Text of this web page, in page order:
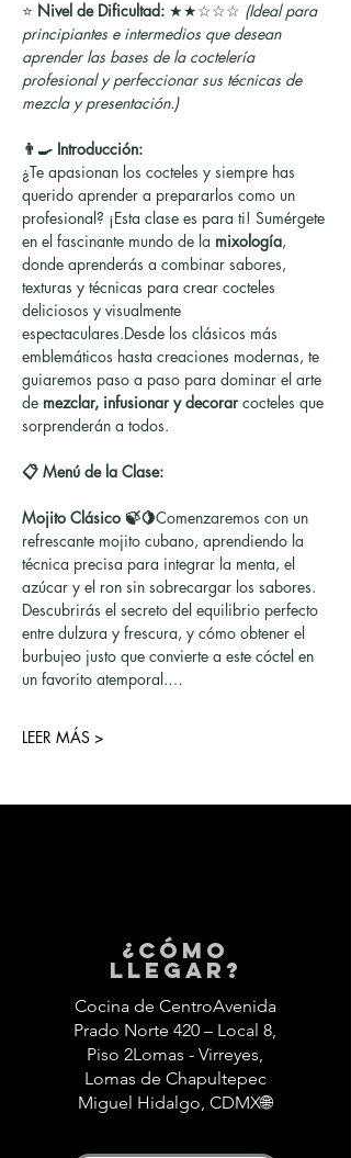
⭐ Nivel de Dificultad: ★★☆☆☆ (Ideal para
principiantes e intermedios que desean
aprender las bases de la coctelería
profesional y perfeccionar sus técnicas de
mezcla y presentación.)
👨‍🍳 Introducción:
¿Te apasionan los cocteles y siempre has
querido aprender a prepararlos como un
profesional? ¡Esta clase es para ti! Sumérgete
en el fascinante mundo de la mixología,
donde aprenderás a combinar sabores,
texturas y técnicas para crear cocteles
deliciosos y visualmente
espectaculares.Desde los clásicos más
emblemáticos hasta creaciones modernas, te
guiaremos paso a paso para dominar el arte
de mezclar, infusionar y decorar cocteles que
sorprenderán a todos.
📋 Menú de la Clase:
Mojito Clásico 🍃🍋Comenzaremos con un
refrescante mojito cubano, aprendiendo la
técnica precisa para integrar la menta, el
azúcar y el ron sin sobrecargar los sabores.
Descubrirás el secreto del equilibrio perfecto
entre dulzura y frescura, y cómo obtener el
burbujeo justo que convierte a este cóctel en
un favorito atemporal.…
LEER MÁS >
¿Cómo
llegar?
Cocina de CentroAvenida
Prado Norte 420 – Local 8,
Piso 2Lomas - Virreyes,
Lomas de Chapultepec
Miguel Hidalgo, CDMX🌐